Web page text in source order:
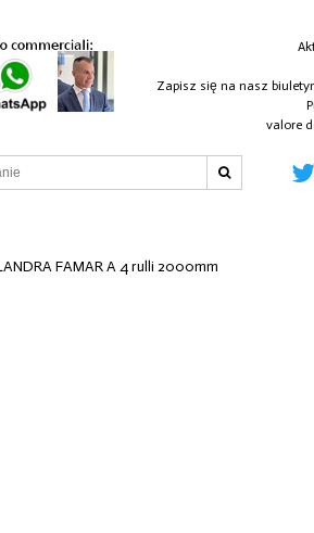
Zapisz się na nasz
valore
FAMAR A 4 rulli 2000mm